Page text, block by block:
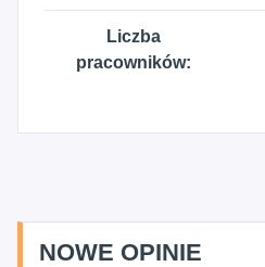
Liczba
pracowników:
NOWE OPINIE